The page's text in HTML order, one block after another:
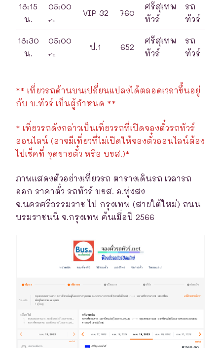
18:15
น.
05:00
+1d
VIP 32 760
ศรีสุเทพ
ทัวร์
รถ
ทัวร์
18:30
น.
05:00
+1d
ป.1 652
ศรีสุเทพ
ทัวร์
รถ
ทัวร์
** เที่ยวรถด้านบนเปลี่ยนแปลงได้ตลอดเวลาขึ้นอยู่
กับ บ.ทัวร์ เป็นผู้กำหนด **
* เที่ยวรถดังกล่าวเป็นเที่ยวรถที่เปิดจองตั๋วรถทัวร์
ออนไลน์ (อาจมีเที่ยวที่ไม่เปิดให้จองตั๋วออนไลน์ต้อง
ไปเช็คที่ จุดขายตั๋ว หรือ บขส.)*
ภาพแสดงตัวอย่างเที่ยวรถ ตารางเดินรถ เวลารถ
ออก ราคาตั๋ว รถทัวร์ บขส. อ.ทุ่งสง
จ.นครศรีธรรมราช ไป กรุงเทพ (สายใต้ใหม่) ถนน
บรมราชนนี จ.กรุงเทพ ค้นเมื่อปี 2566